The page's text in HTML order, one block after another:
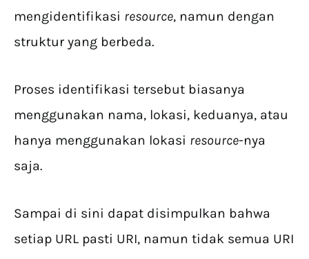
mengidentifikasi resource, namun dengan
struktur yang berbeda.
Proses identifikasi tersebut biasanya
menggunakan nama, lokasi, keduanya, atau
hanya menggunakan lokasi resource-nya
saja.
Sampai di sini dapat disimpulkan bahwa
setiap URL pasti URI, namun tidak semua URI